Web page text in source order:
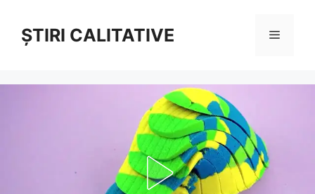
conținutȘTIRI CALITATIVE Meniu